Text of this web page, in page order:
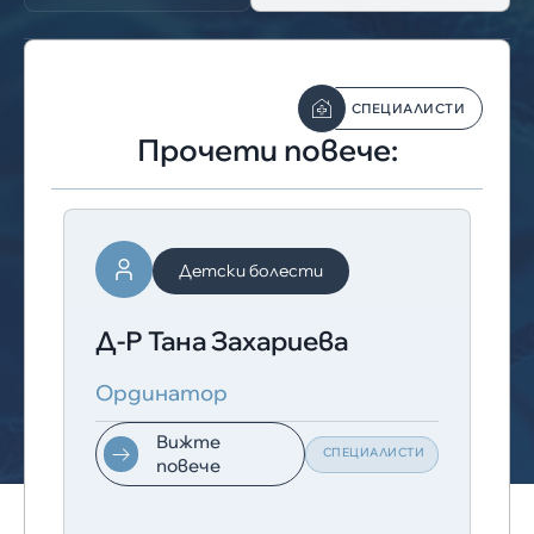
Детски болести
Д-Р Тана Захариева
Ординатор
Вижте
повече
СПЕЦИАЛИСТИ
Прочети повече:
СПЕЦИАЛИСТИ